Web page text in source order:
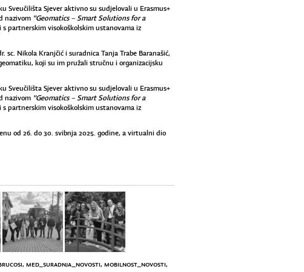
Sveučilišta Sjever aktivno su sudjelovali u Erasmus+
nazivom "Geomatics – Smart Solutions for a
s partnerskim visokoškolskim ustanovama iz
Nikola Kranjčić i suradnica Tanja Trabe Baranašić,
koji su im pružali stručnu i organizacijsku
Sveučilišta Sjever aktivno su sudjelovali u Erasmus+
nazivom "Geomatics – Smart Solutions for a
s partnerskim visokoškolskim ustanovama iz
od 26. do 30. svibnja 2025. godine, a virtualni dio
, MED_SURADNJA_NOVOSTI, MOBILNOST_NOVOSTI,